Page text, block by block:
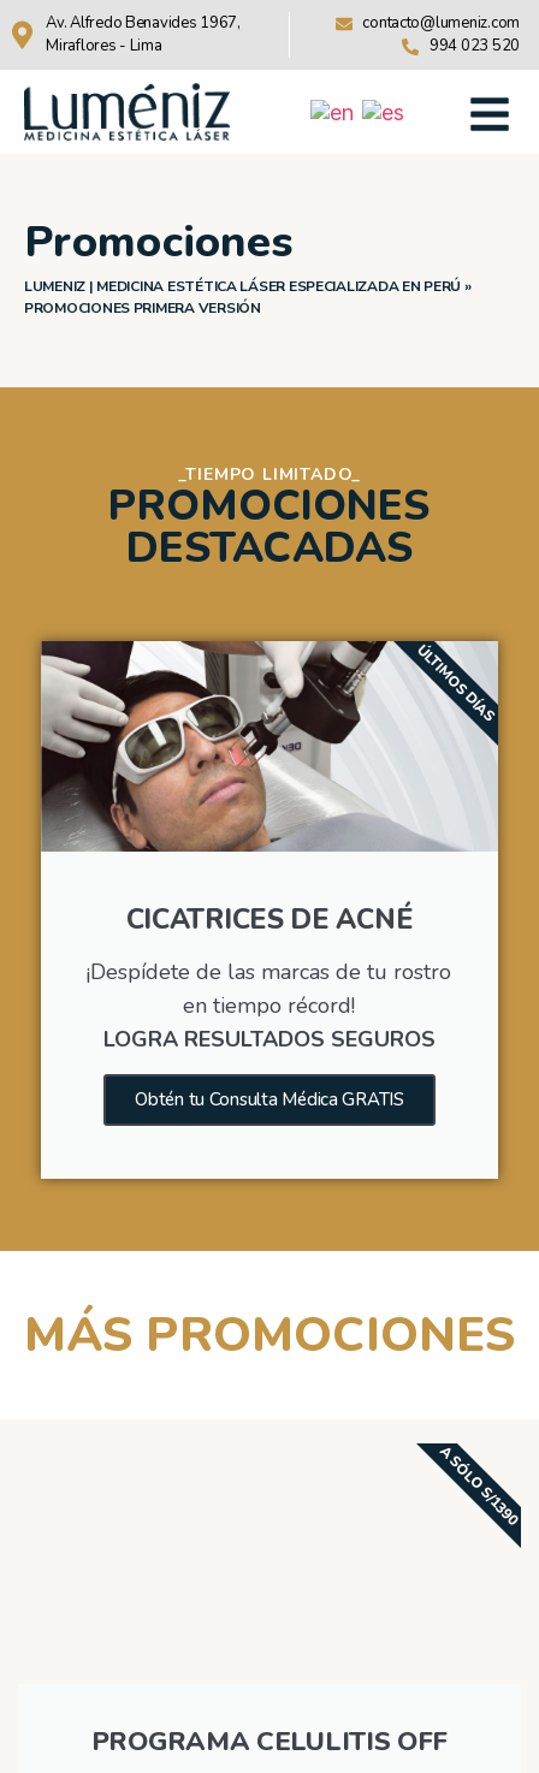
Av. Alfredo Benavides 1967,
Miraflores - Lima
contacto@lumeniz.com
994 023 520
Promociones
LUMENIZ | MEDICINA ESTÉTICA LÁSER ESPECIALIZADA EN PERÚ »
PROMOCIONES PRIMERA VERSIÓN
_TIEMPO LIMITADO_
PROMOCIONES
DESTACADAS
CICATRICES DE ACNÉ
¡Despídete de las marcas de tu rostro
en tiempo récord!
LOGRA RESULTADOS SEGUROS
Obtén tu Consulta Médica GRATIS
ÚLTIMOS DÍAS
MÁS PROMOCIONES
PROGRAMA CELULITIS OFF
A SÓLO S/1390